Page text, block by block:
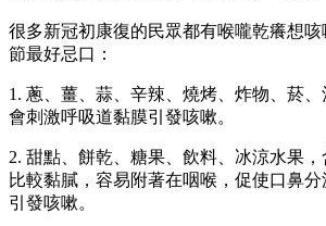
很多新冠初康復的民眾都有喉嚨乾癢想
節最好忌口：
1. 蔥、薑、蒜、辛辣、燒烤、炸物、菸、
會刺激呼吸道黏膜引發咳嗽。
2. 甜點、餅乾、糖果、飲料、冰涼水果
比較黏膩，容易附著在咽喉，促使口鼻
引發咳嗽。